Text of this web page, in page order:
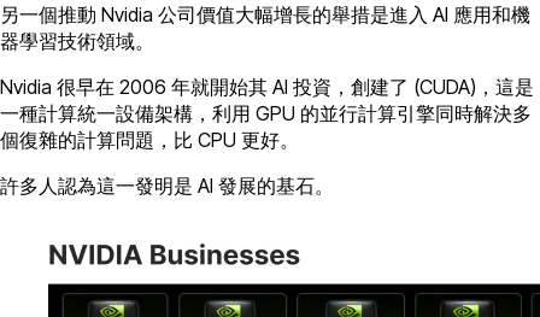
另一個推動 Nvidia 公司價值大幅增長的舉措是進入 AI 應用和機
器學習技術領域。
Nvidia 很早在 2006 年就開始其 AI 投資，創建了 (CUDA)，這是
一種計算統一設備架構，利用 GPU 的並行計算引擎同時解決多
個復雜的計算問題，比 CPU 更好。
許多人認為這一發明是 AI 發展的基石。